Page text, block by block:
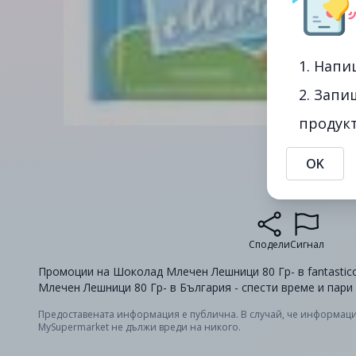
СподелиСигнал
Промоции на Шоколад Млечен Лешници 80 Гр- в
Млечен Лешници 80 Гр- в България - спести време и
Предоставената информация е публична. В случай, че
MySupermarket не дължи вреди на никого.
1.
2.
OK